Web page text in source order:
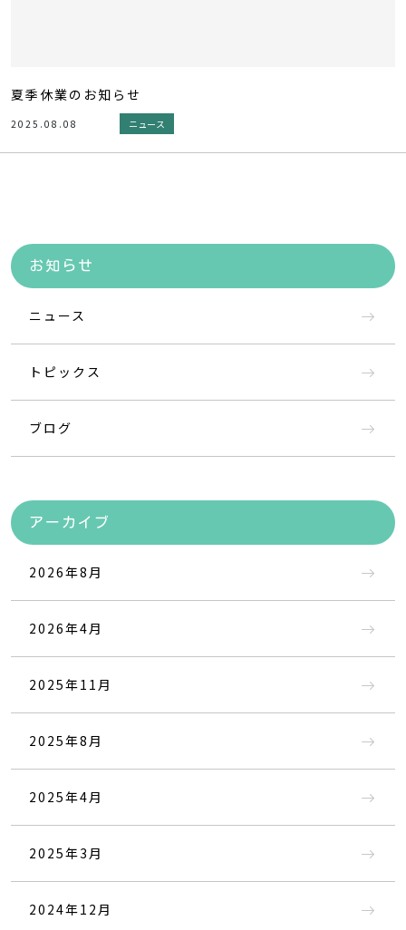
夏季休業のお知らせ
2025.08.08 ニュース
お知らせ
ニュース
トピックス
ブログ
アーカイブ
2026年8月
2026年4月
2025年11月
2025年8月
2025年4月
2025年3月
2024年12月